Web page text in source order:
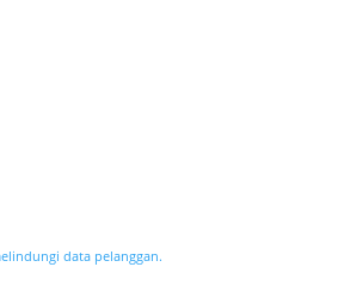
data pelanggan.